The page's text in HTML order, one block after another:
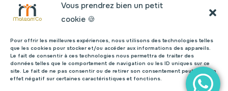
Vous prendrez bien un petit
cookie 🍪
Pour offrir les meilleures expériences, nous utilisons des technologies telles
que les cookies pour stocker et/ou accéder aux informations des appareils.
Le fait de consentir à ces technologies nous permettra de traiter des
données telles que le comportement de navigation ou les ID uniques sur ce
site. Le fait de ne pas consentir ou de retirer son consentement peut avoir un
effet négatif sur certaines caractéristiques et fonctions.